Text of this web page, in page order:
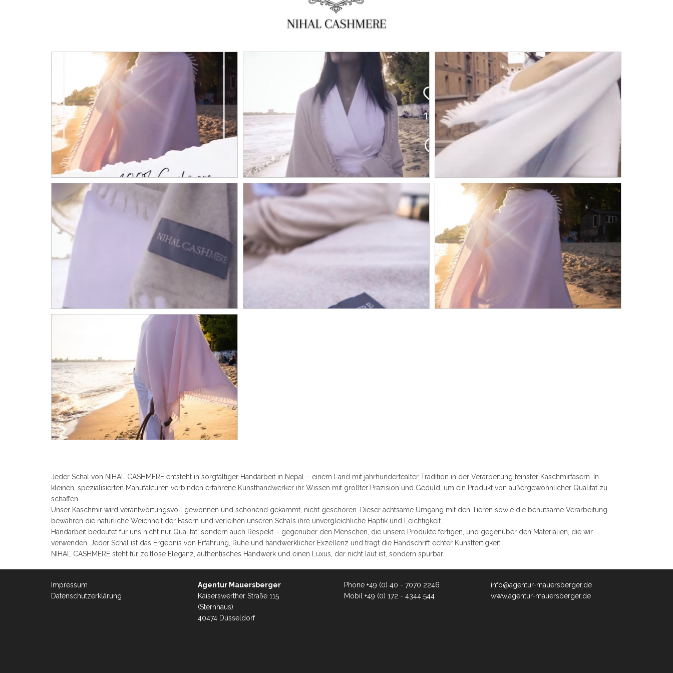
Jeder Schal von NIHAL CASHMERE entsteht in sorgfältiger Handarbeit in Nepal – einem Land mit jahrhundertealter Tradition in der Verarbeitung feinster Kaschmirfasern. In
kleinen, spezialisierten Manufakturen verbinden erfahrene Kunsthandwerker ihr Wissen mit größter Präzision und Geduld, um ein Produkt von außergewöhnlicher Qualität zu
schaffen.
Unser Kaschmir wird verantwortungsvoll gewonnen und schonend gekämmt, nicht geschoren. Dieser achtsame Umgang mit den Tieren sowie die behutsame Verarbeitung
bewahren die natürliche Weichheit der Fasern und verleihen unseren Schals ihre unvergleichliche Haptik und Leichtigkeit.
Handarbeit bedeutet für uns nicht nur Qualität, sondern auch Respekt – gegenüber den Menschen, die unsere Produkte fertigen, und gegenüber den Materialien, die wir
verwenden. Jeder Schal ist das Ergebnis von Erfahrung, Ruhe und handwerklicher Exzellenz und trägt die Handschrift echter Kunstfertigkeit.
NIHAL CASHMERE steht für zeitlose Eleganz, authentisches Handwerk und einen Luxus, der nicht laut ist, sondern spürbar.
Impressum
Datenschutzerklärung
Agentur Mauersberger
Kaiserswerther Straße 115
(Sternhaus)
40474 Düsseldorf
Phone +49 (0) 40 - 7070 2246
Mobil +49 (0) 172 - 4344 544
info@agentur-mauersberger.de
www.agentur-mauersberger.de